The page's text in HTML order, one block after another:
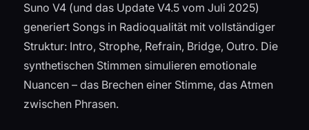
Suno V4 (und das Update V4.5 vom Juli 2025)
generiert Songs in Radioqualität mit vollständiger
Struktur: Intro, Strophe, Refrain, Bridge, Outro. Die
synthetischen Stimmen simulieren emotionale
Nuancen – das Brechen einer Stimme, das Atmen
zwischen Phrasen.